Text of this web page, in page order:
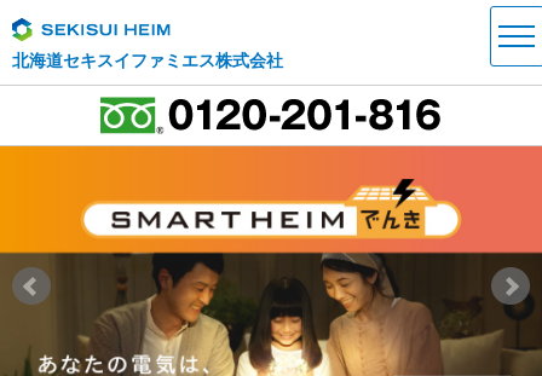
北海道セキスイファミエス株式会社